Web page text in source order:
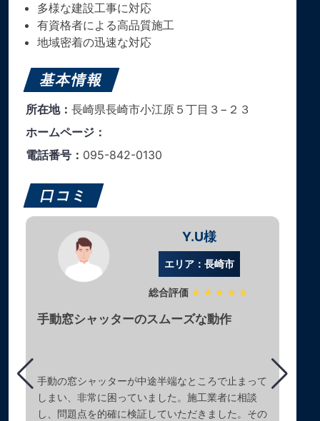
多様な建設工事に対応
有資格者による高品質施工
地域密着の迅速な対応
基本情報
所在地： 長崎県長崎市小江原５丁目３−２３
ホームページ：
電話番号： 095-842-0130
口コミ
Y.U様
エリア：長崎市
総合評価 ★★★★★
手動窓シャッターのスムーズな動作
手動の窓シャッターが中途半端なところで止まって
しまい、非常に困っていました。施工業者に相談
し、問題点を的確に検証していただきました。その